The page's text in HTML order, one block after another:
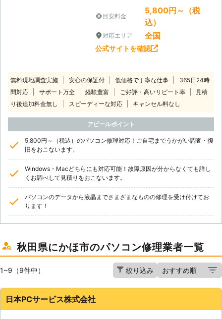
目安料金
5,800円～（税
込）
対応エリア 全国
公式サイトを確認
無料現地調査実施 安心の保証付 低価格で丁寧な仕事
365日24時
間対応
サポート万全 経験豊富 ご好評・高いリピート率
見積
り後追加料金無し
スピーディーな対応 キャンセル料なし
アピールポイント
5,800円～（税込）のパソコン修理対応！ご自宅までうかがい調査・復
旧をおこないます。
Windows・Macどちらにも対応可能！故障原因が分からなくても詳し
くお調べして見積りをおこないます。
パソコンのデータから液晶までさまざまなものの修理を受け付けてお
ります！
秋田県にかほ市のパソコン修理業者一覧
1~9（9件中） 絞り込み
日本PCサービス株式会社